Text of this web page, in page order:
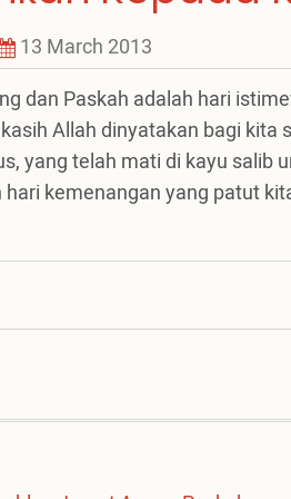
13 March 2013
dan Paskah adalah hari
Allah dinyatakan bagi kita
yang telah mati di kayu salib
kemenangan yang patut